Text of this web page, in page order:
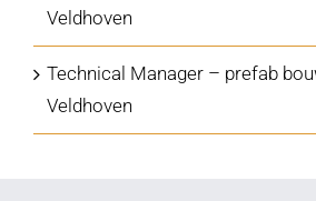
Veldhoven
Technical Manager – prefab
Veldhoven